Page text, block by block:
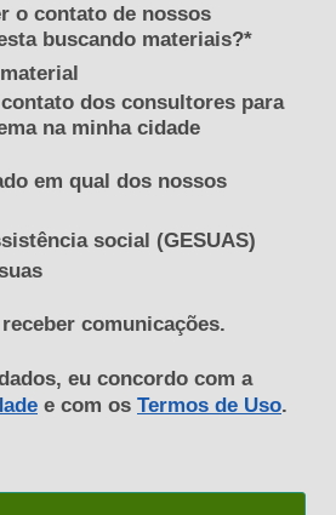
o contato de nossos
buscando materiais?*
dos consultores para
na minha cidade
em qual dos nossos
social (GESUAS)
comunicações.
eu concordo com a
e com os Termos de Uso.